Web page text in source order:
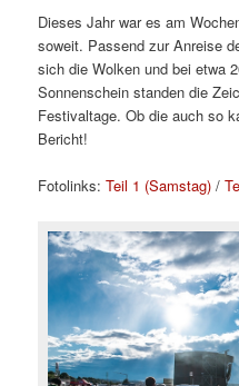
Dieses Jahr war es am
soweit. Passend zur Anreise
sich die Wolken und bei etwa
Sonnenschein standen die
Festivaltage. Ob die auch so
Bericht!
Fotolinks:Teil 1 (Samstag) /